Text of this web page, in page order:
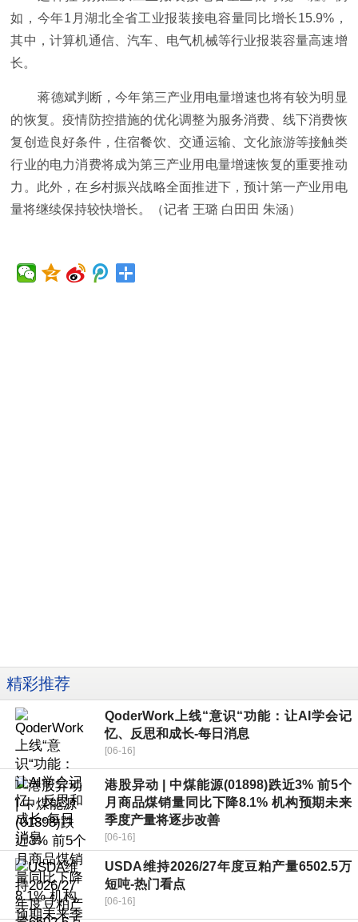
如，今年1月湖北全省工业报装接电容量同比增长15.9%，
其中，计算机通信、汽车、电气机械等行业报装容量高速增
长。
蒋德斌判断，今年第三产业用电量增速也将有较为明显
的恢复。疫情防控措施的优化调整为服务消费、线下消费恢
复创造良好条件，住宿餐饮、交通运输、文化旅游等接触类
行业的电力消费将成为第三产业用电量增速恢复的重要推动
力。此外，在乡村振兴战略全面推进下，预计第一产业用电
量将继续保持较快增长。（记者 王璐 白田田 朱涵）
精彩推荐
QoderWork上线“意识“功能：让AI学会记
忆、反思和成长-每日消息
[06-16]
港股异动 | 中煤能源(01898)跌近3% 前5个
月商品煤销量同比下降8.1% 机构预期未来
季度产量将逐步改善
[06-16]
USDA维持2026/27年度豆粕产量6502.5万
短吨-热门看点
[06-16]